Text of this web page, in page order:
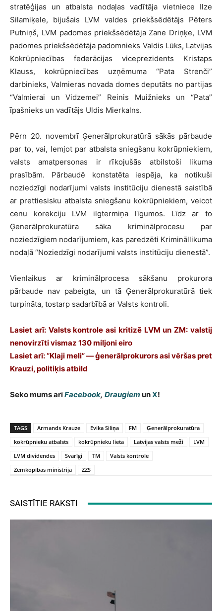
stratēģijas un atbalsta nodaļas vadītāja vietniece Ilze
Silamiķele, bijušais LVM valdes priekšsēdētājs Pēters
Putniņš, LVM padomes priekšsēdētāja Zane Driņķe, LVM
padomes priekšsēdētāja padomnieks Valdis Lūks, Latvijas
Kokrūpniecības federācijas viceprezidents Kristaps
Klauss, kokrūpniecības uzņēmuma “Pata Strenči”
darbinieks, Valmieras novada domes deputāts no partijas
“Valmierai un Vidzemei” Reinis Muižnieks un “Pata”
īpašnieks un vadītājs Uldis Mierkalns.
Pērn 20. novembrī Ģenerālprokuratūrā sākās pārbaude
par to, vai, lemjot par atbalsta sniegšanu kokrūpniekiem,
valsts amatpersonas ir rīkojušās atbilstoši likuma
prasībām. Pārbaudē konstatēta iespēja, ka notikuši
noziedzīgi nodarījumi valsts institūciju dienestā saistībā
ar prettiesisku atbalsta sniegšanu kokrūpniekiem, veicot
cenu korekciju LVM ilgtermiņa līgumos. Līdz ar to
Ģenerālprokuratūra sāka kriminālprocesu par
noziedzīgiem nodarījumiem, kas paredzēti Krimināllikuma
nodaļā “Noziedzīgi nodarījumi valsts institūciju dienestā”.
Vienlaikus ar kriminālprocesa sākšanu prokurora
pārbaude nav pabeigta, un tā Ģenerālprokuratūrā tiek
turpināta, tostarp sadarbībā ar Valsts kontroli.
Lasiet arī: Valsts kontrole asi kritizē LVM un ZM: valstij
nenovirzīti vismaz 130 miljoni eiro
Lasiet arī: “Klaji meli” — ģenerālprokurors asi vēršas pret
Krauzi, politiķis atbild
Seko mums arīFacebook, Draugiem unX!
TAGS Armands Krauze Evika Siliņa FM
Ģenerālprokuratūra
kokrūpnieku atbalsts
kokrūpnieku lieta Latvijas valsts meži
LVM
LVM dividendes
Svarīgi TM
Valsts kontrole
Zemkopības ministrija
ZZS
SAISTĪTIE RAKSTI